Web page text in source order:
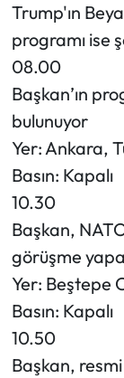
Trump'ın
programı ise
08.00
Başkan’ın
bulunuyor
Yer: Ankara,
Basın: Kapalı
10.30
Başkan,
görüşme
Yer: Beştepe
Basın: Kapalı
10.50
Başkan,